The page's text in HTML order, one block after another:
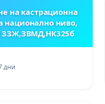
на кастрационна
национално ниво,
ЗЗЖ,ЗВМД,НК325б
дни